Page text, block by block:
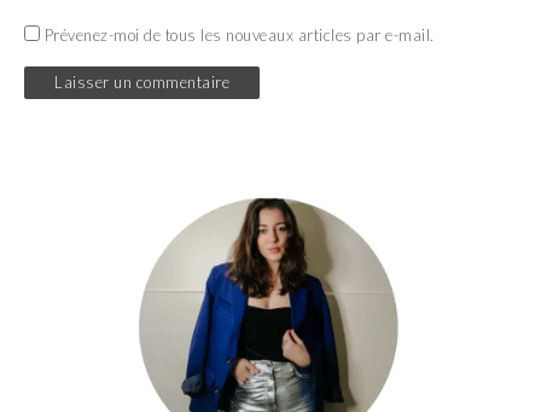
Prévenez-moi de tous les nouveaux articles par e-mail.